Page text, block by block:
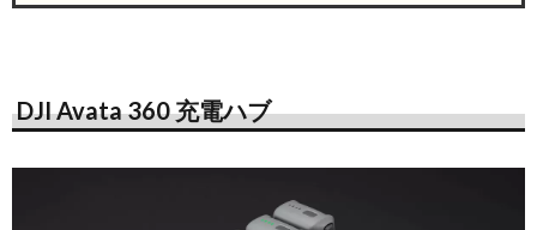
DJI Avata 360 充電ハブ